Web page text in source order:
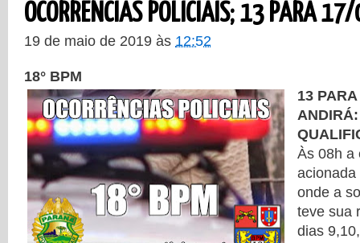
OCORRÊNCIAS POLICIAIS; 13 PARA
19 de maio de 2019 às 12:52
18° BPM
13
Às 08h a
acionada
onde a
teve sua
dias